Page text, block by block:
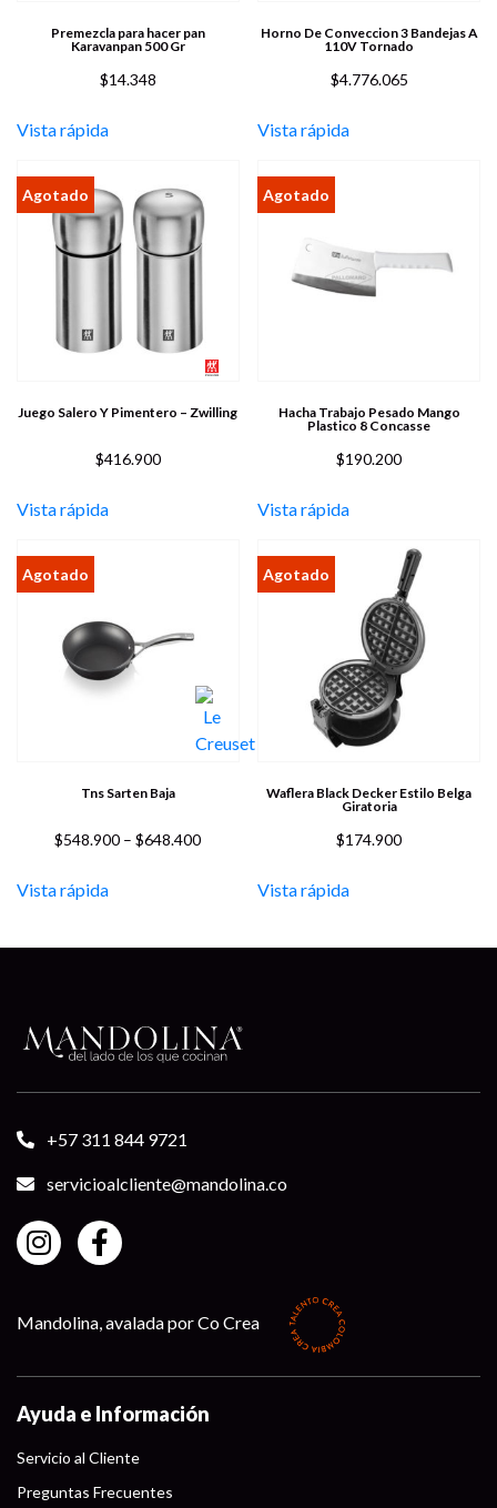
Premezcla para hacer pan
Karavanpan 500 Gr
$14.348
Vista rápida
Horno De Conveccion 3 Bandejas A
110V Tornado
$4.776.065
Vista rápida
Juego Salero Y Pimentero – Zwilling
$416.900
Vista rápida
Hacha Trabajo Pesado Mango
Plastico 8 Concasse
$190.200
Vista rápida
Tns Sarten Baja
$548.900 – $648.400Price
$548.900
Vista rápida
Waflera Black Decker Estilo Belga
Giratoria
$174.900
Vista rápida
+57 311 844 9721
servicioalcliente@mandolina.co
Mandolina, avalada por Co Crea
Ayuda e Información
Servicio al Cliente
Preguntas Frecuentes